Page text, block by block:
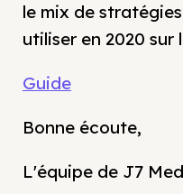
le mix de
utiliser en 2020 sur
Guide
Bonne écoute,
L'équipe de J7